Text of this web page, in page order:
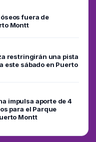
fuera de
Montt
restringirán una pista
este sábado en Puerto
impulsa aporte de 4
para el Parque
Montt